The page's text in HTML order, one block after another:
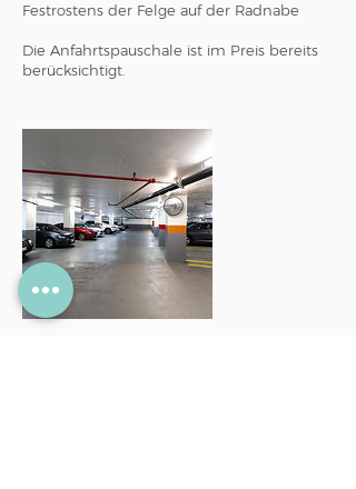
Festrostens der Felge auf der Radnabe
Die Anfahrtspauschale ist im Preis bereits